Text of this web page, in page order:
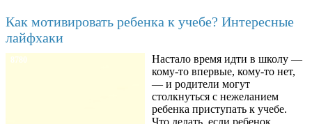
Как мотивировать ребенка к учебе? Интересные
лайфхаки
8780
Настало время идти в школу —
кому-то впервые, кому-то нет,
— и родители могут
столкнуться с нежеланием
ребенка приступать к учебе.
Что делать, если ребенок